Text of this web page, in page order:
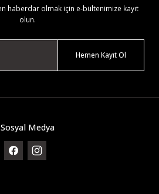
haberdar olmak için e-bültenimize kayıt
olun.
Hemen Kayıt Ol
Sosyal Medya